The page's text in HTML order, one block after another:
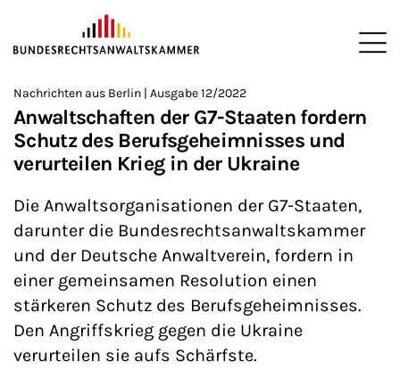
ZUM HAUPTINHALT SPRINGEN
Sie befinden sich hier:
>
Startseite
>
Newsroom
>
Newsletter
>
Nachrichten aus Berlin
Nachrichten aus Berlin | Ausgabe 12/2022
Anwaltschaften der G7-Staaten fordern
Schutz des Berufsgeheimnisses und
verurteilen Krieg in der Ukraine
Die Anwaltsorganisationen der G7-Staaten,
darunter die Bundesrechtsanwaltskammer
und der Deutsche Anwaltverein, fordern in
einer gemeinsamen Resolution einen
stärkeren Schutz des Berufsgeheimnisses.
Den Angriffskrieg gegen die Ukraine
verurteilen sie aufs Schärfste.